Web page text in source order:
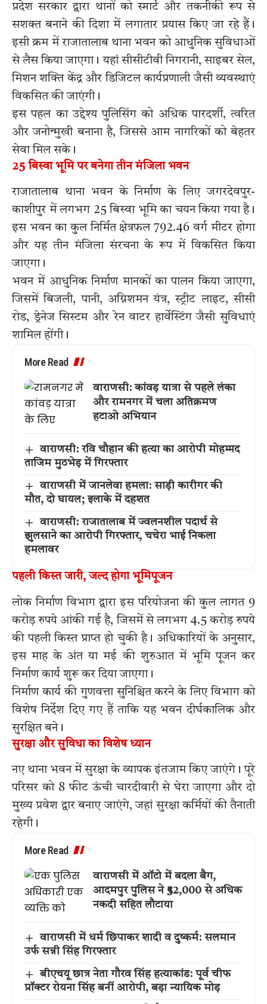
प्रदेश सरकार द्वारा थानों को स्मार्ट और तकनीकी रूप से
सशक्त बनाने की दिशा में लगातार प्रयास किए जा रहे हैं।
इसी क्रम में राजातालाब थाना भवन को आधुनिक सुविधाओं
से लैस किया जाएगा। यहां सीसीटीवी निगरानी, साइबर सेल,
मिशन शक्ति केंद्र और डिजिटल कार्यप्रणाली जैसी व्यवस्थाएं
विकसित की जाएंगी।
इस पहल का उद्देश्य पुलिसिंग को अधिक पारदर्शी, त्वरित
और जनोन्मुखी बनाना है, जिससे आम नागरिकों को बेहतर
सेवा मिल सके।
25 बिस्वा भूमि पर बनेगा तीन मंजिला भवन
राजातालाब थाना भवन के निर्माण के लिए जगरदेवपुर-
काशीपुर में लगभग 25 बिस्वा भूमि का चयन किया गया है।
इस भवन का कुल निर्मित क्षेत्रफल 792.46 वर्ग मीटर होगा
और यह तीन मंजिला संरचना के रूप में विकसित किया
जाएगा।
भवन में आधुनिक निर्माण मानकों का पालन किया जाएगा,
जिसमें बिजली, पानी, अग्निशमन यंत्र, स्ट्रीट लाइट, सीसी
रोड, ड्रेनेज सिस्टम और रेन वाटर हार्वेस्टिंग जैसी सुविधाएं
शामिल होंगी।
More Read
वाराणसी: कांवड़ यात्रा से पहले लंका
और रामनगर में चला अतिक्रमण
हटाओ अभियान
वाराणसी: रवि चौहान की हत्या का आरोपी मोहम्मद
ताजिम मुठभेड़ में गिरफ्तार
वाराणसी में जानलेवा हमला: साड़ी कारीगर की
मौत, दो घायल; इलाके में दहशत
वाराणसी: राजातालाब में ज्वलनशील पदार्थ से
झुलसाने का आरोपी गिरफ्तार, चचेरा भाई निकला
हमलावर
पहली किस्त जारी, जल्द होगा भूमिपूजन
लोक निर्माण विभाग द्वारा इस परियोजना की कुल लागत 9
करोड़ रुपये आंकी गई है, जिसमें से लगभग 4.5 करोड़ रुपये
की पहली किस्त प्राप्त हो चुकी है। अधिकारियों के अनुसार,
इस माह के अंत या मई की शुरुआत में भूमि पूजन कर
निर्माण कार्य शुरू कर दिया जाएगा।
निर्माण कार्य की गुणवत्ता सुनिश्चित करने के लिए विभाग को
विशेष निर्देश दिए गए हैं ताकि यह भवन दीर्घकालिक और
सुरक्षित बने।
सुरक्षा और सुविधा का विशेष ध्यान
नए थाना भवन में सुरक्षा के व्यापक इंतजाम किए जाएंगे। पूरे
परिसर को 8 फीट ऊंची चारदीवारी से घेरा जाएगा और दो
मुख्य प्रवेश द्वार बनाए जाएंगे, जहां सुरक्षा कर्मियों की तैनाती
रहेगी।
More Read
वाराणसी में ऑटो में बदला बैग,
आदमपुर पुलिस ने ₹52,000 से अधिक
नकदी सहित लौटाया
वाराणसी में धर्म छिपाकर शादी व दुष्कर्म: सलमान
उर्फ सन्नी सिंह गिरफ्तार
बीएचयू छात्र नेता गौरव सिंह हत्याकांड: पूर्व चीफ
प्रॉक्टर रोयना सिंह बनीं आरोपी, बड़ा न्यायिक मोड़